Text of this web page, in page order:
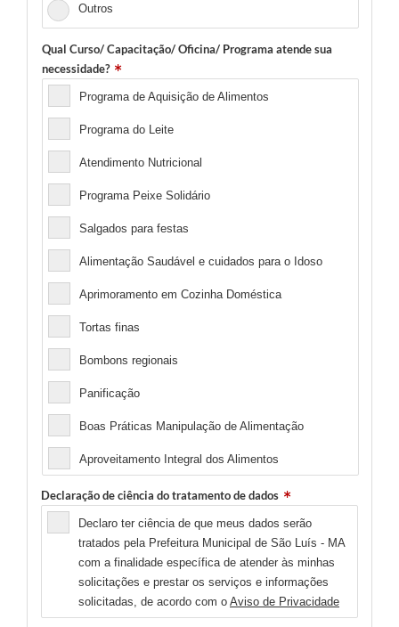
Outros
Qual Curso/ Capacitação/ Oficina/ Programa atende sua
necessidade?
Programa de Aquisição de Alimentos
Programa do Leite
Atendimento Nutricional
Programa Peixe Solidário
Salgados para festas
Alimentação Saudável e cuidados para o Idoso
Aprimoramento em Cozinha Doméstica
Tortas finas
Bombons regionais
Panificação
Boas Práticas Manipulação de Alimentação
Aproveitamento Integral dos Alimentos
Declaração de ciência do tratamento de dados
Declaro ter ciência de que meus dados serão
tratados pela Prefeitura Municipal de São Luís - MA
com a finalidade específica de atender às minhas
solicitações e prestar os serviços e informações
solicitadas, de acordo com o Aviso de Privacidade